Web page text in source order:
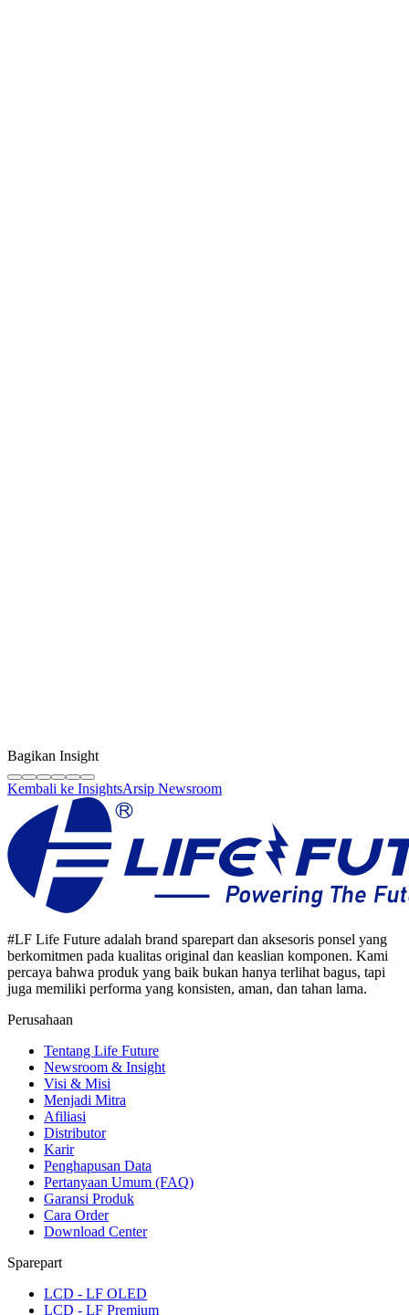
Bagikan Insight
Kembali ke InsightsArsip Newsroom
#LF Life Future adalah brand sparepart dan aksesoris ponsel yang
berkomitmen pada kualitas original dan keaslian komponen. Kami
percaya bahwa produk yang baik bukan hanya terlihat bagus, tapi
juga memiliki performa yang konsisten, aman, dan tahan lama.
Perusahaan
Tentang Life Future
Newsroom & Insight
Visi & Misi
Menjadi Mitra
Afiliasi
Distributor
Karir
Penghapusan Data
Pertanyaan Umum (FAQ)
Garansi Produk
Cara Order
Download Center
Sparepart
LCD - LF OLED
LCD - LF Premium